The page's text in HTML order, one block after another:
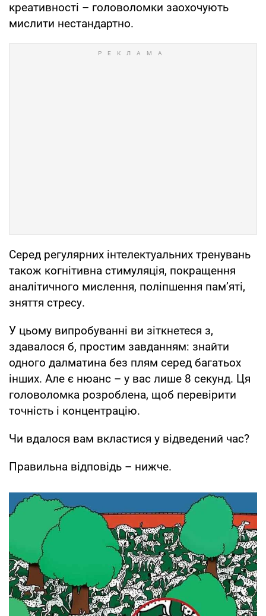
креативності – головоломки заохочують
мислити нестандартно.
Серед регулярних інтелектуальних тренувань
також когнітивна стимуляція, покращення
аналітичного мислення, поліпшення пам’яті,
зняття стресу.
У цьому випробуванні ви зіткнетеся з,
здавалося б, простим завданням: знайти
одного далматина без плям серед багатьох
інших. Але є нюанс – у вас лише 8 секунд. Ця
головоломка розроблена, щоб перевірити
точність і концентрацію.
Чи вдалося вам вкластися у відведений час?
Правильна відповідь – нижче.